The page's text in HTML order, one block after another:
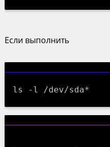
Если выполнить
ls -l /dev/sda*